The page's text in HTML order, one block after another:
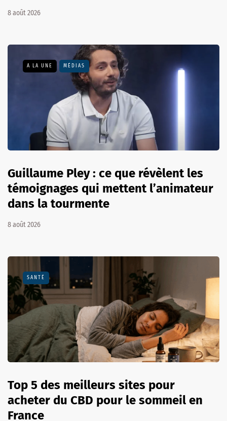
8 août 2026
A LA UNE MÉDIAS
Guillaume Pley : ce que révèlent les
témoignages qui mettent l’animateur
dans la tourmente
8 août 2026
SANTÉ
Top 5 des meilleurs sites pour
acheter du CBD pour le sommeil en
France